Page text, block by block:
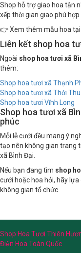
Shop hỗ trợ giao hoa tận
xếp thời gian giao phù hợp
👉 Xem thêm mẫu hoa tại:
Liên kết shop hoa
Ngoài shop hoa tươi xã
thêm:
Shop hoa tươi xã Thạnh
Shop hoa tươi xã Thới
Shop hoa tươi Vĩnh Long
Shop hoa tươi xã
phúc
Mỗi lễ cưới đều mang ý
tạo nên không gian trang
xã Bình Đại.
Nếu bạn đang tìm shop
cưới hoặc hoa hỏi, hãy
không gian tổ chức.
Shop Hoa Tươi Thiên
Điện Hoa Toàn Quốc